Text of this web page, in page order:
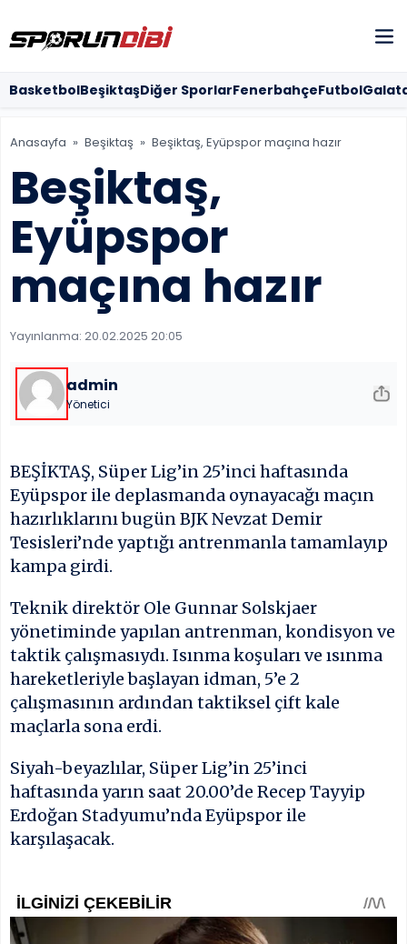
SOSYAL
BasketbolBeşiktaşDiğer SporlarFenerbahçeFutbol
Anasayfa » Beşiktaş » Beşiktaş, Eyüpspor maçına hazır
Beşiktaş,
Eyüpspor
maçına hazır
Yayınlanma: 20.02.2025 20:05
admin
Yönetici
BEŞİKTAŞ, Süper Lig’in 25’inci haftasında
Eyüpspor ile deplasmanda oynayacağı maçın
hazırlıklarını bugün BJK Nevzat Demir
Tesisleri’nde yaptığı antrenmanla tamamlayıp
kampa girdi.
Teknik direktör Ole Gunnar Solskjaer
yönetiminde yapılan antrenman, kondisyon ve
taktik çalışmasıydı. Isınma koşuları ve ısınma
hareketleriyle başlayan idman, 5’e 2
çalışmasının ardından taktiksel çift kale
maçlarla sona erdi.
Siyah-beyazlılar, Süper Lig’in 25’inci
haftasında yarın saat 20.00’de Recep Tayyip
Erdoğan Stadyumu’nda Eyüpspor ile
karşılaşacak.